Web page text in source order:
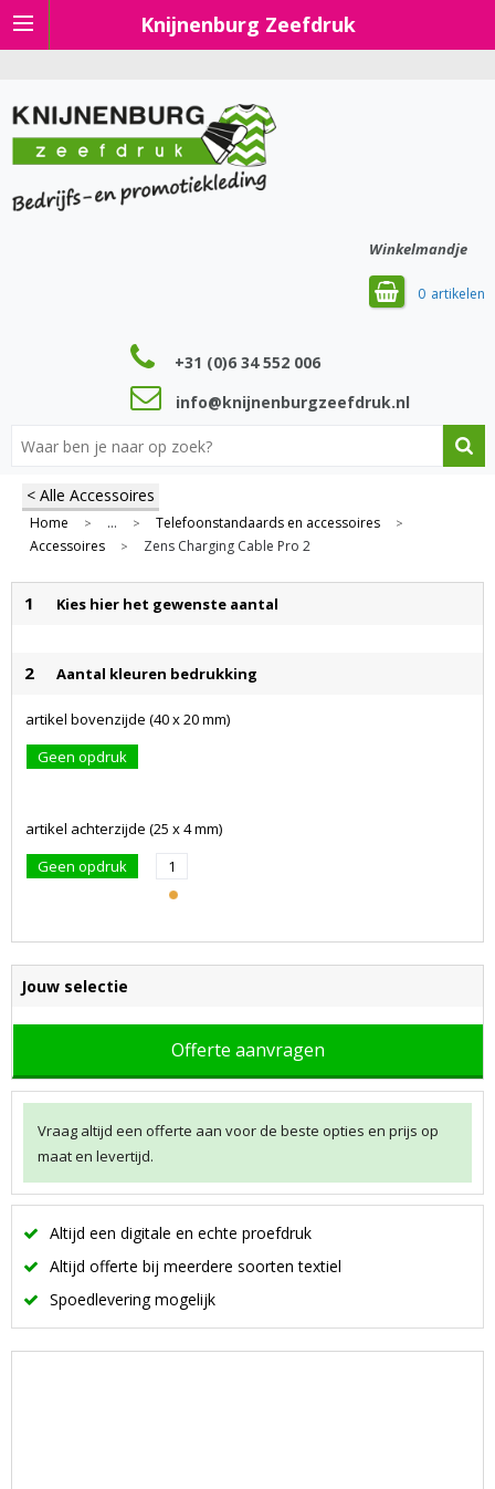
Knijnenburg Zeefdruk
Winkelmandje
0
+31 (0)6 34 552 006
info@knijnenburgzeefdruk.nl
< Alle Accessoires
Home > ... > Telefoonstandaards en accessoires >
Accessoires > Zens Charging Cable Pro 2
1 Kies hier het gewenste aantal
2 Aantal kleuren bedrukking
artikel bovenzijde (40 x 20 mm)
Geen opdruk
artikel achterzijde (25 x 4 mm)
Geen opdruk
1
Jouw selectie
Offerte aanvragen
Vraag altijd een offerte aan voor de beste opties en prijs op
maat en levertijd.
Altijd een digitale en echte proefdruk
Altijd offerte bij meerdere soorten textiel
Spoedlevering mogelijk